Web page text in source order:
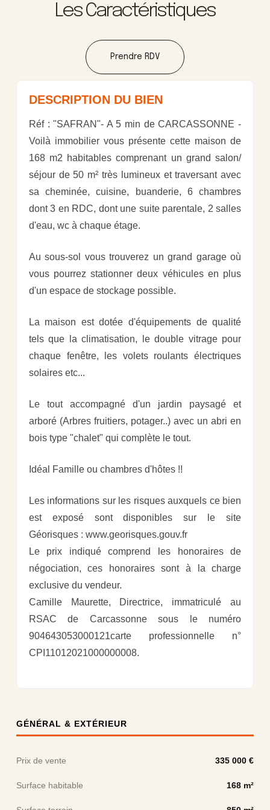
Les Caractéristiques
Prendre RDV
DESCRIPTION DU BIEN
Réf : "SAFRAN"- A 5 min de CARCASSONNE -
Voilà immobilier vous présente cette maison de
168 m2 habitables comprenant un grand salon/
séjour de 50 m² très lumineux et traversant avec
sa cheminée, cuisine, buanderie, 6 chambres
dont 3 en RDC, dont une suite parentale, 2 salles
d'eau, wc à chaque étage.
Au sous-sol vous trouverez un grand garage où
vous pourrez stationner deux véhicules en plus
d'un espace de stockage possible.
La maison est dotée d'équipements de qualité
tels que la climatisation, le double vitrage pour
chaque fenêtre, les volets roulants électriques
solaires etc...
Le tout accompagné d'un jardin paysagé et
arboré (Arbres fruitiers, potager..) avec un abri en
bois type "chalet" qui complète le tout.
Idéal Famille ou chambres d'hôtes !!
Les informations sur les risques auxquels ce bien
est exposé sont disponibles sur le site
Géorisques : www.georisques.gouv.fr
Le prix indiqué comprend les honoraires de
négociation, ces honoraires sont à la charge
exclusive du vendeur.
Camille Maurette, Directrice, immatriculé au
RSAC de Carcassonne sous le numéro
904643053000121carte professionnelle n°
CPI11012021000000008.
GÉNÉRAL & EXTÉRIEUR
Prix de vente 335 000 €
Surface habitable 168 m²